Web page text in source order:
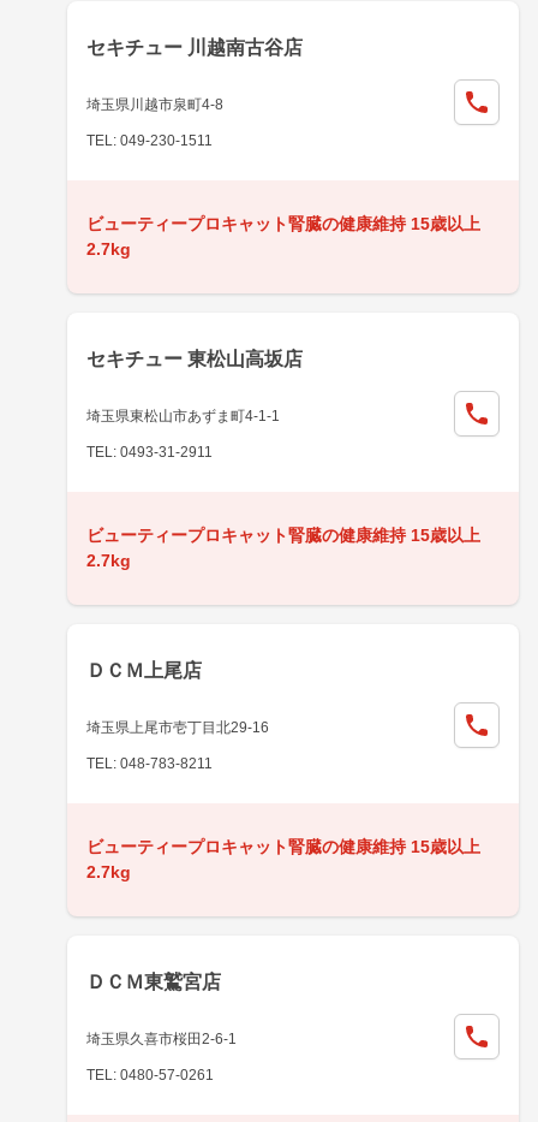
セキチュー 川越南古谷店
埼玉県川越市泉町4-8
TEL: 049-230-1511
ビューティープロキャット腎臓の健康維持 15歳以上
2.7kg
セキチュー 東松山高坂店
埼玉県東松山市あずま町4-1-1
TEL: 0493-31-2911
ビューティープロキャット腎臓の健康維持 15歳以上
2.7kg
ＤＣＭ上尾店
埼玉県上尾市壱丁目北29-16
TEL: 048-783-8211
ビューティープロキャット腎臓の健康維持 15歳以上
2.7kg
ＤＣＭ東鷲宮店
埼玉県久喜市桜田2-6-1
TEL: 0480-57-0261